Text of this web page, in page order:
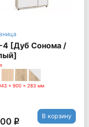
[Дуб Сонома /
x 900 x 283 мм
q
В корзину